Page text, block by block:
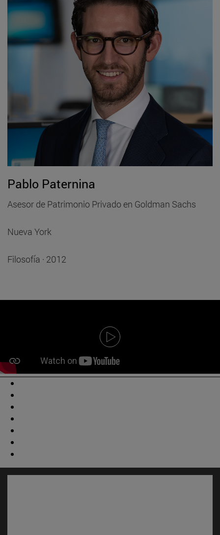
Pablo Paternina
Asesor de Patrimonio Privado en Goldman Sachs
Nueva York
Filosofía · 2012